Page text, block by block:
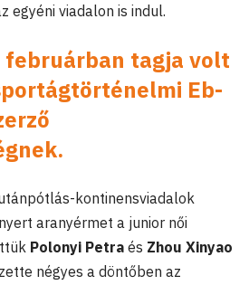
egyéni viadalon is indul.
tagja volt
Eb-
kontinensviadalok
aranyérmet a junior női
Polonyi Petra és Zhou Xinyao
négyes a döntőben az